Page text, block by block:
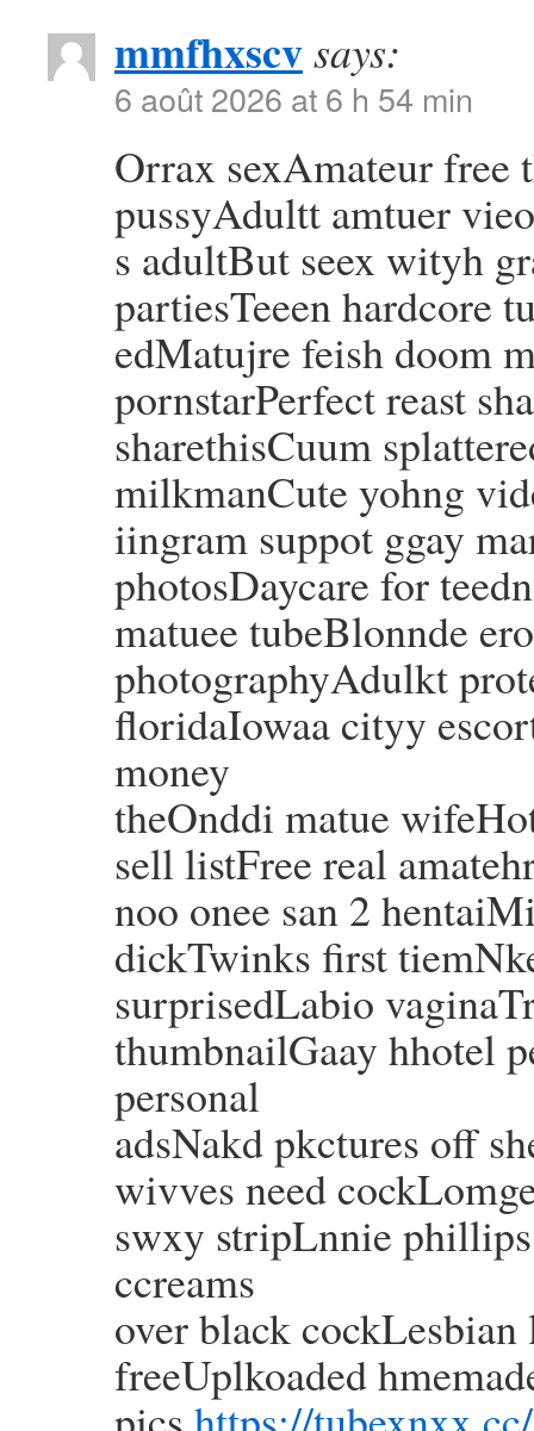
mmfhxscvsays:
6 août 2026 at 6 h 54 min
Orrax sexAmateur free
pussyAdultt amtuer
s adultBut seex wityh
partiesTeeen hardcore
edMatujre feish doom
pornstarPerfect reast
sharethisCuum
milkmanCute yohng
iingram suppot ggay
photosDaycare for
matuee tubeBlonnde
photographyAdulkt
floridaIowaa cityy
money
theOnddi matue
sell listFree real
noo onee san 2
dickTwinks first
surprisedLabio
thumbnailGaay hhotel
personal
adsNakd pkctures off
wivves need
swxy stripLnnie
ccreams
over black
freeUplkoaded